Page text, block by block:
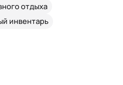
отдыха
инвентарь